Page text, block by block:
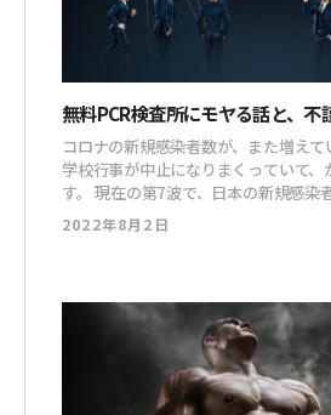
無料PCR検査所にモヤる話と、不
コロナの新規感染者数が、また増えています
学校行事が中止になりまくっていて、
す。 現在の第7波で、日本の新規感染者数が世界最多になっ
たとか。 でも、これってどうやらカラクリがあるようです
よ。 日本はPCRの検査をしまくっているけど、欧米ではコロ
2022年8月2日